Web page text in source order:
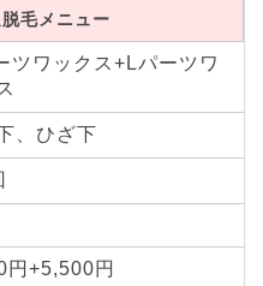
毛メニュー
ツワックス+Lパーツワ
、ひざ下
円+5,500円